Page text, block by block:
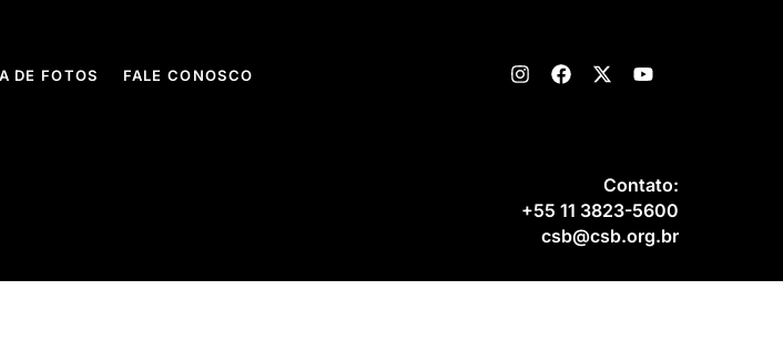
DE FOTOS FALE CONOSCO
Contato:
+55 11 3823-5600
csb@csb.org.br